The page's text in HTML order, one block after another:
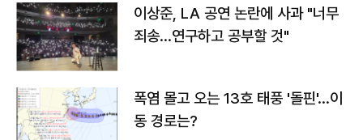
이상준, LA 공연 논란에 사과 "너무
죄송…연구하고 공부할 것"
폭염 몰고 오는 13호 태풍 '돌핀'…이
동 경로는?